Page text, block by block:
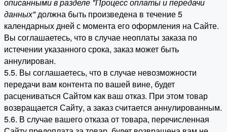
данных"должна быть произведена в течение 5
календарных дней с момента его оформления на Сайте.
Вы соглашаетесь, что в случае неоплаты заказа по
истечении указанного срока, заказ может быть
аннулирован.
5.5. Вы соглашаетесь, что в случае невозможности
передачи вам контента по вашей вине, будет
расцениваться Сайтом как ваш отказ. При этом товар
возвращается Сайту, а заказ считается аннулированным.
5.6. В случае вашего отказа от товара, перечисленная